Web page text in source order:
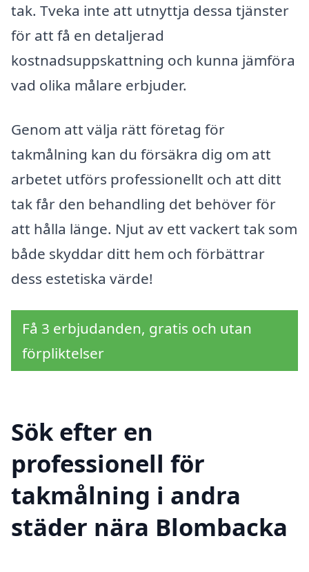
tak. Tveka inte att utnyttja dessa tjänster
för att få en detaljerad
kostnadsuppskattning och kunna jämföra
vad olika målare erbjuder.
Genom att välja rätt företag för
takmålning kan du försäkra dig om att
arbetet utförs professionellt och att ditt
tak får den behandling det behöver för
att hålla länge. Njut av ett vackert tak som
både skyddar ditt hem och förbättrar
dess estetiska värde!
Få 3 erbjudanden, gratis och utan
förpliktelser
Sök efter en
professionell för
takmålning i andra
städer nära Blombacka